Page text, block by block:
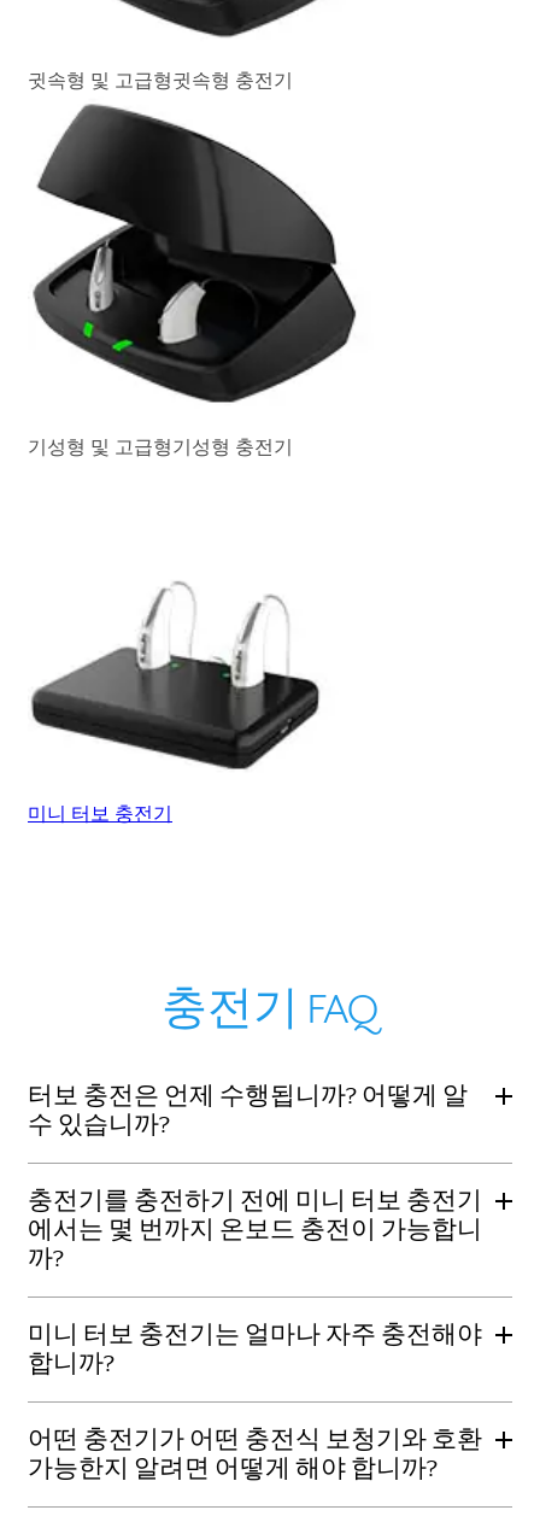
귓속형 및 고급형귓속형 충전기
기성형 및 고급형기성형 충전기
미니 터보 충전기
충전기 FAQ
터보 충전은 언제 수행됩니까? 어떻게 알
수 있습니까?
충전기를 충전하기 전에 미니 터보 충전기
에서는 몇 번까지 온보드 충전이 가능합니
까?
미니 터보 충전기는 얼마나 자주 충전해야
합니까?
어떤 충전기가 어떤 충전식 보청기와 호환
가능한지 알려면 어떻게 해야 합니까?